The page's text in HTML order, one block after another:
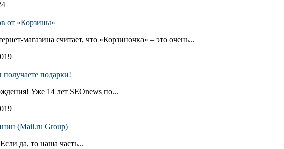
от «Корзины»
магазина считает, что «Корзиночка» – это очень...
подарки!
Уже 14 лет SEOnews по...
(Mail.ru Group)
да, то наша часть...